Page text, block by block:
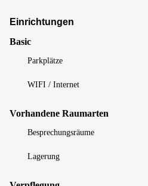
Einrichtungen
Basic
Parkplätze
WIFI / Internet
Vorhandene Raumarten
Besprechungsräume
Lagerung